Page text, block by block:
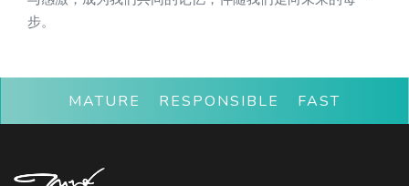
步。
MATURE RESPONSIBLE FAST